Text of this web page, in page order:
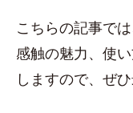
こちらの記事で
感触の魅力、使
しますので、ぜ